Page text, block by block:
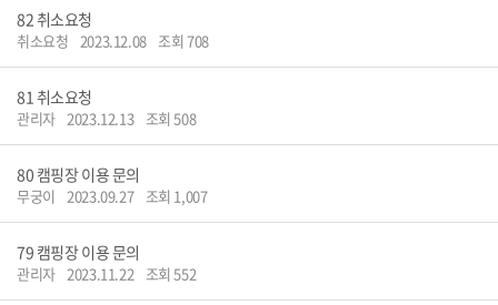
82취소요청
취소요청 2023.12.08 조회 708
81취소요청
관리자 2023.12.13 조회 508
80 캠핑장 이용 문의
무궁이 2023.09.27 조회 1,007
79 캠핑장 이용 문의
관리자 2023.11.22 조회 552